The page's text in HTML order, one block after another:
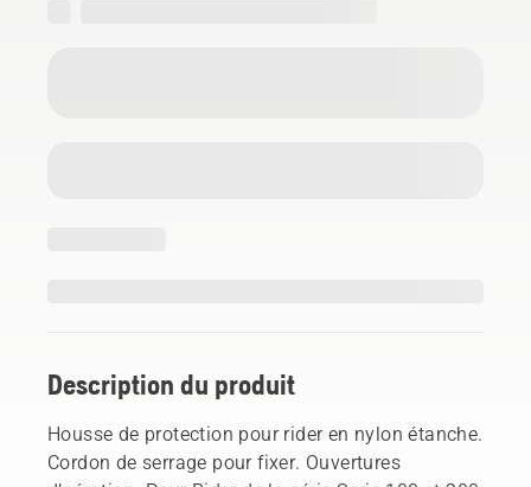
Description du produit
Housse de protection pour rider en nylon étanche.
Cordon de serrage pour fixer. Ouvertures